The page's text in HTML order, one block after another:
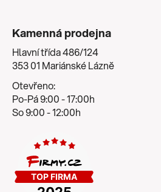
Kamenná prodejna
Hlavní třída 486/124
353 01 Mariánské Lázně
Otevřeno:
Po-Pá 9:00 - 17:00h
So 9:00 - 12:00h